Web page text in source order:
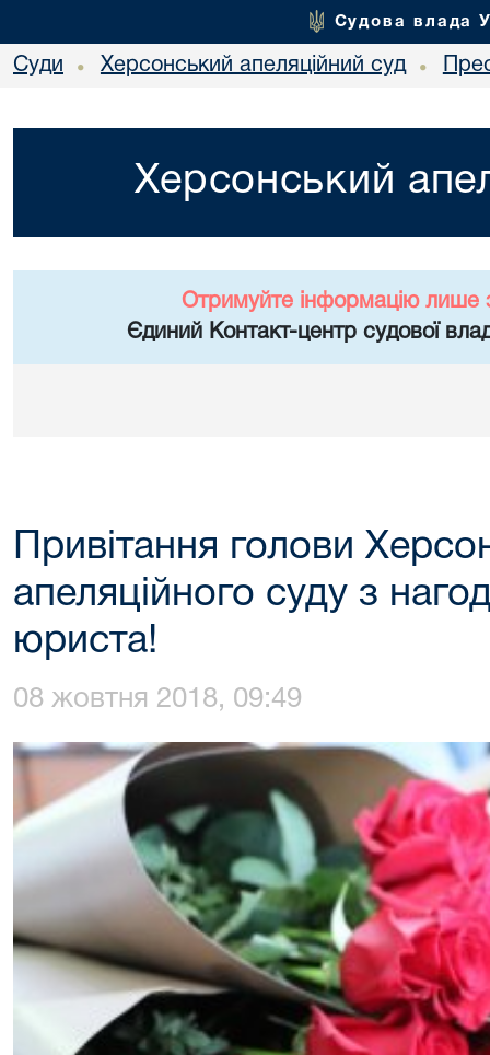
Судова влада
Суди • Херсонський апеляційний суд •
Херсонський
Отримуйте інформацію лише
Єдиний Контакт-центр судової
Привітання голови
апеляційного суду з
юриста!
08 жовтня 2018, 09:49